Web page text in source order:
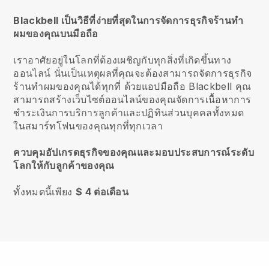
Blackbell เป็นวิธีที่ง่ายที่สุดในการจัดการธุรกิจร้านทำ
ผมของคุณบนมือถือ
เราอาศัยอยู่ในโลกที่ต้องเผชิญกับทุกสิ่งที่เกิดขึ้นทาง
ออนไลน์ นั่นเป็นเหตุผลที่คุณจะต้องสามารถจัดการธุรกิจ
ร้านทำผมของคุณได้ทุกที่ ด้วยแอปมือถือ Blackbell คุณ
สามารถสร้างเว็บไซต์ออนไลน์ของคุณจัดการเนื้อหาการ
ชำระเงินการบริการลูกค้าและปฏิทินส่วนบุคคลทั้งหมด
ในสมาร์ทโฟนของคุณทุกที่ทุกเวลา
ควบคุมอัปเกรดธุรกิจของคุณและมอบประสบการณ์ระดับ
โลกให้กับลูกค้าของคุณ
ทั้งหมดนี้เพียง $ 4 ต่อเดือน